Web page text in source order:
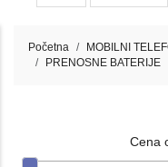
Početna
MOBILNI
PRENOSNE BATERIJE
Cena